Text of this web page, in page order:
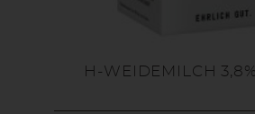
H-WEIDEMILCH